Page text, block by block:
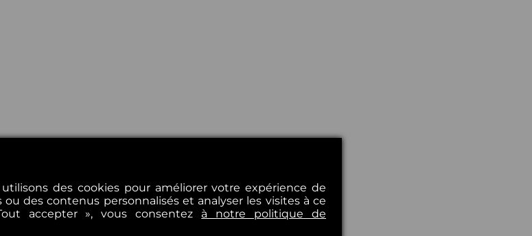
des cookies pour améliorer votre expérience de
des contenus personnalisés et analyser les visites à ce
accepter », vous consentez à notre politique de